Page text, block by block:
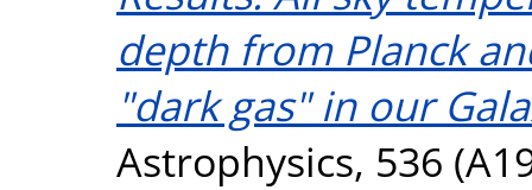
depth from Planck
"dark gas" in our
Astrophysics, 536